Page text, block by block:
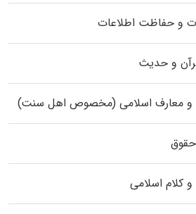
و حفاظت اطلاعات
و حدیث
و معارف اسلامی (مخصوص اهل سنت)
کلام اسلامی